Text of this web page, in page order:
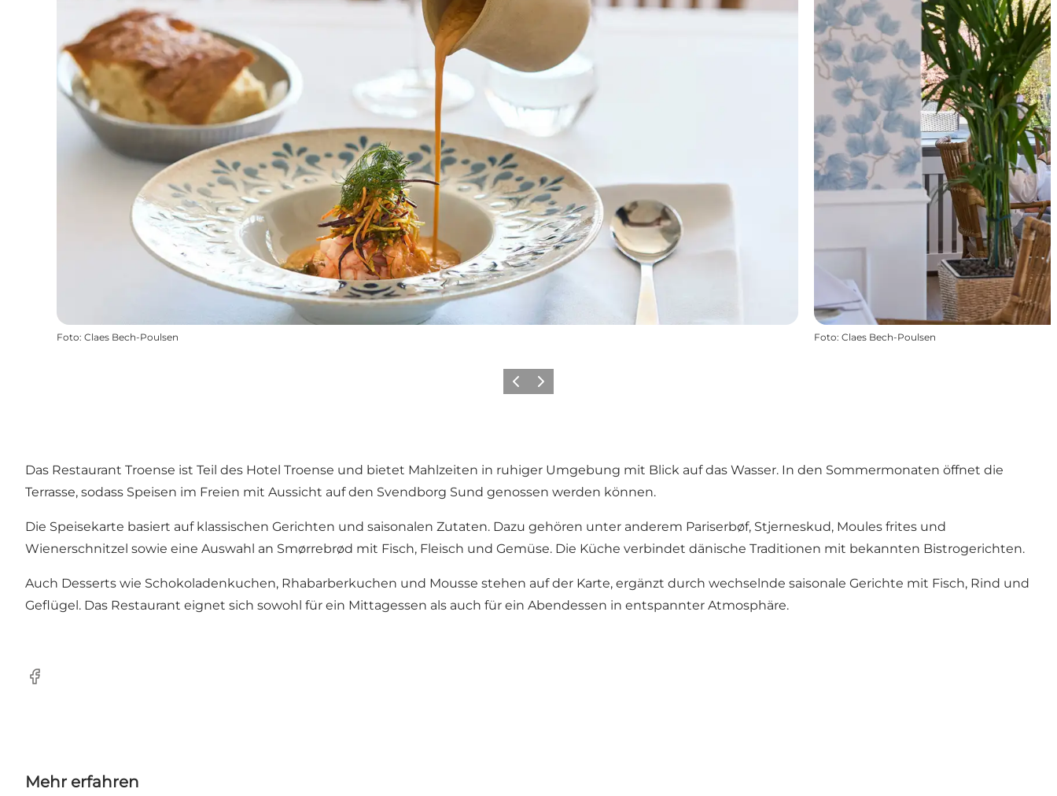
Foto: Claes Bech-Poulsen Foto: Claes Bech-Poulsen
Vorherige Folie
Nächste Folie
Das Restaurant Troense ist Teil des Hotel Troense und bietet Mahlzeiten in ruhiger Umgebung mit Blick auf das Wasser. In den Sommermonaten öffnet die
Terrasse, sodass Speisen im Freien mit Aussicht auf den Svendborg Sund genossen werden können.
Die Speisekarte basiert auf klassischen Gerichten und saisonalen Zutaten. Dazu gehören unter anderem Pariserbøf, Stjerneskud, Moules frites und
Wienerschnitzel sowie eine Auswahl an Smørrebrød mit Fisch, Fleisch und Gemüse. Die Küche verbindet dänische Traditionen mit bekannten Bistrogerichten.
Auch Desserts wie Schokoladenkuchen, Rhabarberkuchen und Mousse stehen auf der Karte, ergänzt durch wechselnde saisonale Gerichte mit Fisch, Rind und
Geflügel. Das Restaurant eignet sich sowohl für ein Mittagessen als auch für ein Abendessen in entspannter Atmosphäre.
Facebook
Mehr erfahren